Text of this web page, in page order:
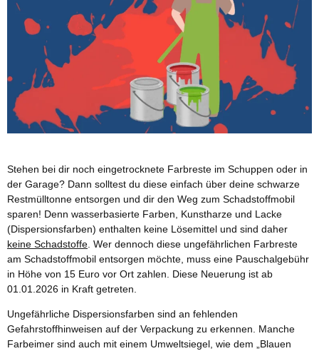
Stehen bei dir noch eingetrocknete Farbreste im Schuppen oder in
der Garage? Dann solltest du diese einfach über deine schwarze
Restmülltonne entsorgen und dir den Weg zum Schadstoffmobil
sparen! Denn wasserbasierte Farben, Kunstharze und Lacke
(Dispersionsfarben) enthalten keine Lösemittel und sind daher
keine Schadstoffe . Wer dennoch diese ungefährlichen Farbreste
am Schadstoffmobil entsorgen möchte, muss eine Pauschalgebühr
in Höhe von 15 Euro vor Ort zahlen. Diese Neuerung ist ab
01.01.2026 in Kraft getreten.
Ungefährliche Dispersionsfarben sind an fehlenden
Gefahrstoffhinweisen auf der Verpackung zu erkennen. Manche
Farbeimer sind auch mit einem Umweltsiegel, wie dem „Blauen